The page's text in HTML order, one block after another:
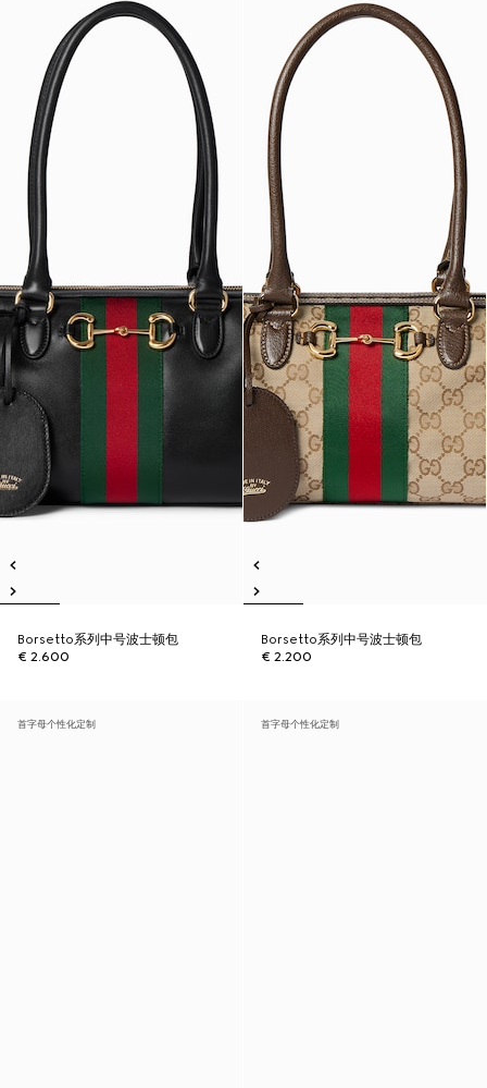
Borsetto系列中号波士顿包
€ 2.600
Borsetto系列中号波士顿包
€ 2.200
首字母个性化定制 首字母个性化定制